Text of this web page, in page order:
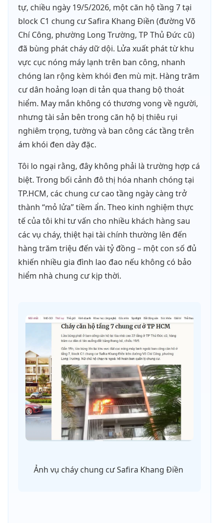
tự, chiều ngày 19/5/2026, một căn hộ tầng 7 tại
block C1 chung cư Safira Khang Điền (đường Võ
Chí Công, phường Long Trường, TP Thủ Đức cũ)
đã bùng phát cháy dữ dội. Lửa xuất phát từ khu
vực cục nóng máy lạnh trên ban công, nhanh
chóng lan rộng kèm khói đen mù mịt. Hàng trăm
cư dân hoảng loạn di tản qua thang bộ thoát
hiểm. May mắn không có thương vong về người,
nhưng tài sản bên trong căn hộ bị thiêu rụi
nghiêm trọng, tường và ban công các tầng trên
ám khói đen dày đặc.
Tôi lo ngại rằng, đây không phải là trường hợp cá
biệt. Trong bối cảnh đô thị hóa nhanh chóng tại
TP.HCM, các chung cư cao tầng ngày càng trở
thành “mỏ lửa” tiềm ẩn. Theo kinh nghiệm thực
tế của tôi khi tư vấn cho nhiều khách hàng sau
các vụ cháy, thiệt hại tài chính thường lên đến
hàng trăm triệu đến vài tỷ đồng – một con số đủ
khiến nhiều gia đình lao đao nếu không có bảo
hiểm nhà chung cư kịp thời.
Ảnh vụ cháy chung cư Safira Khang Điền